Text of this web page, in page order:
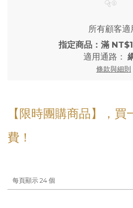
所有顧客適
指定商品：滿
適用通路：
條款與細則
【限時團購商品】，買
費！
每頁顯示 24 個